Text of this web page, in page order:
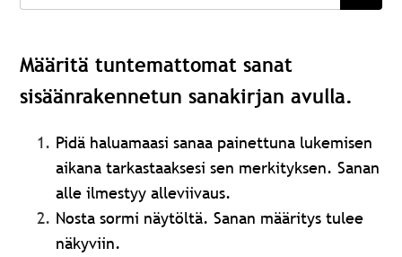
Määritä tuntemattomat sanat
sisäänrakennetun sanakirjan avulla.
Pidä haluamaasi sanaa painettuna lukemisen
aikana tarkastaaksesi sen merkityksen. Sanan
alle ilmestyy alleviivaus.
Nosta sormi näytöltä. Sanan määritys tulee
näkyviin.